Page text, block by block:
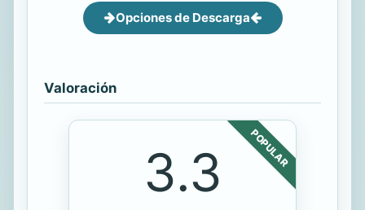
Opciones de Descarga
Valoración
POPULAR
3.3